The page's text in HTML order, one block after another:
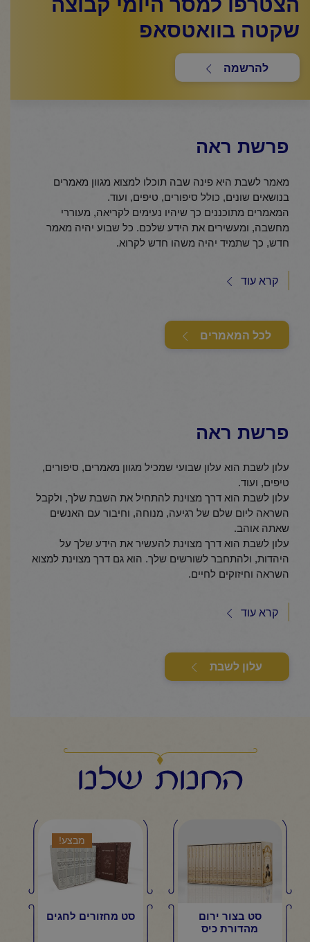
הצטרפו למסר היומי קבוצה
שקטה בוואטסאפ
להרשמה
פרשת ראה
מאמר לשבת היא פינה שבה תוכלו למצוא מגוון מאמרים
בנושאים שונים, כולל סיפורים, טיפים, ועוד.
המאמרים מתוכננים כך שיהיו נעימים לקריאה, מעוררי
מחשבה, ומעשירים את הידע שלכם. כל שבוע יהיה מאמר
חדש, כך שתמיד יהיה משהו חדש לקרוא.
קרא עוד
לכל המאמרים
פרשת ראה
עלון לשבת הוא עלון שבועי שמכיל מגוון מאמרים, סיפורים,
טיפים, ועוד.
עלון לשבת הוא דרך מצוינת להתחיל את השבת שלך, ולקבל
השראה ליום שלם של רגיעה, מנוחה, וחיבור עם האנשים
שאתה אוהב.
עלון לשבת הוא דרך מצוינת להעשיר את הידע שלך על
היהדות, ולהתחבר לשורשים שלך. הוא גם דרך מצוינת למצוא
השראה וחיזוקים לחיים.
קרא עוד
עלון לשבת
החנות שלנו
סט בצור ירום
מהדורת כיס
מבצע!
סט מחזורים לחגים